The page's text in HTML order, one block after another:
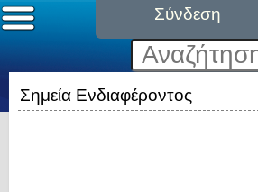
Σύνδεση
Σημεία Ενδιαφέροντος